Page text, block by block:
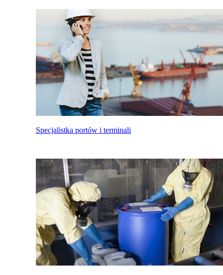
Specjalistka portów i terminali